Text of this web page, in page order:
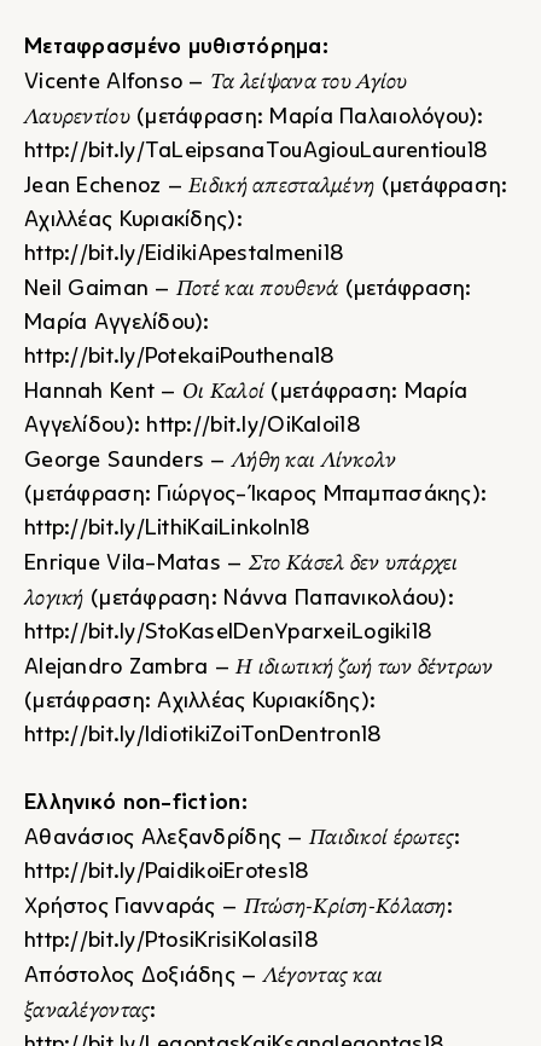
Μεταφρασμένο μυθιστόρημα:
Vicente Alfonso – Τα λείψανα του Αγίου
Λαυρεντίου(μετάφραση: Μαρία Παλαιολόγου):
http://bit.ly/TaLeipsanaTouAgiouLaurentiou18
Jean Echenoz –Ειδική απεσταλμένη (μετάφραση:
Αχιλλέας Κυριακίδης):
http://bit.ly/EidikiApestalmeni18
Neil Gaiman –Ποτέ και πουθενά (μετάφραση:
Μαρία Αγγελίδου):
http://bit.ly/PotekaiPouthena18
Hannah Kent – Οι Καλοί (μετάφραση: Μαρία
Αγγελίδου): http://bit.ly/OiKaloi18
George Saunders –Λήθη και Λίνκολν
(μετάφραση: Γιώργος-Ίκαρος Μπαμπασάκης):
http://bit.ly/LithiKaiLinkoln18
Enrique Vila-Matas –Στο Κάσελ δεν υπάρχει
λογική (μετάφραση: Νάννα Παπανικολάου):
http://bit.ly/StoKaselDenYparxeiLogiki18
Alejandro Zambra –Η ιδιωτική ζωή των δέντρων
(μετάφραση: Αχιλλέας Κυριακίδης):
http://bit.ly/IdiotikiZoiTonDentron18
Ελληνικό non-fiction:
Αθανάσιος Αλεξανδρίδης –Παιδικοί έρωτες:
http://bit.ly/PaidikoiErotes18
Χρήστος Γιανναράς –Πτώση-Κρίση-Κόλαση:
http://bit.ly/PtosiKrisiKolasi18
Απόστολος Δοξιάδης –Λέγοντας και
ξαναλέγοντας: